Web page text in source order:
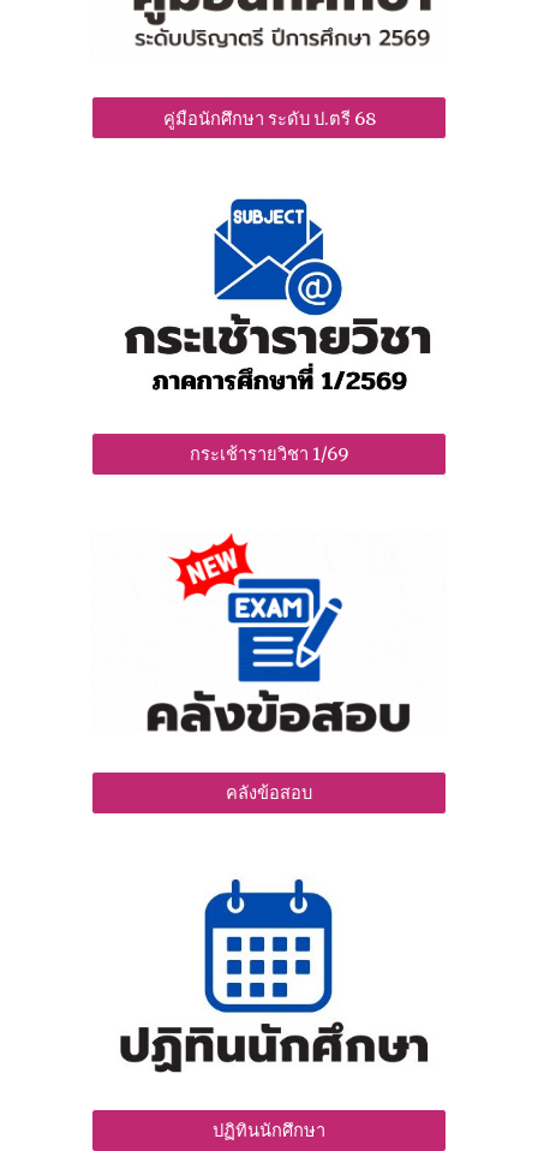
คู่มือนักศึกษา ระดับ ป.ตรี 68
กระเช้ารายวิชา 1/69
คลังข้อสอบ
ปฏิทินนักศึกษา